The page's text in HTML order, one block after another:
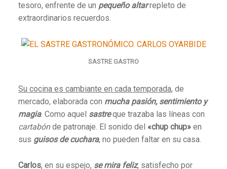
tesoro, enfrente de un pequeño altarrepleto de
extraordinarios recuerdos.
SASTRE GASTRO
Su cocina es cambiante en cada temporada, de
mercado, elaborada con mucha pasión, sentimiento y
magia. Como aquel sastreque trazaba las líneas con
cartabónde patronaje. El sonido del «chup chup»en
sus guisos de cuchara, no pueden faltar en su casa.
Carlos, en su espejo, se mira feliz, satisfecho por